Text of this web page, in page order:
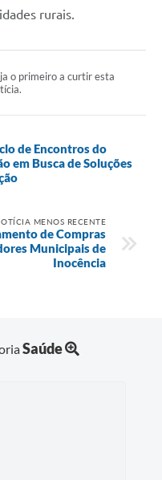
rurais.
o primeiro a curtir esta
de Encontros do
em Busca de Soluções
MENOS RECENTE
de Compras
Municipais de
Inocência
Saúde